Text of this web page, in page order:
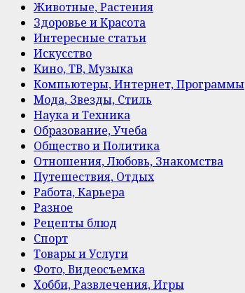
Животные, Растения
Здоровье и Красота
Интересные статьи
Искусство
Кино, ТВ, Музыка
Компьютеры, Интернет, Программы
Мода, Звезды, Стиль
Наука и Техника
Образование, Учеба
Общество и Политика
Отношения, Любовь, Знакомства
Путешествия, Отдых
Работа, Карьера
Разное
Рецепты блюд
Спорт
Товары и Услуги
Фото, Видеосъемка
Хобби, Развлечения, Игры